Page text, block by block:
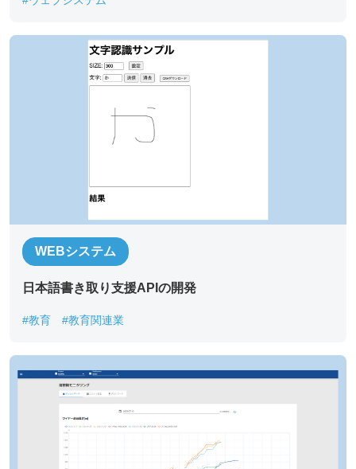
ご連絡先電話番号*
当社WEBサイトを知った経緯
お問い合わせ内容
Drag and drop files here or Browse Files
WEBシステム
日本語書き取り支援APIの開発
#教育 #教育関連業